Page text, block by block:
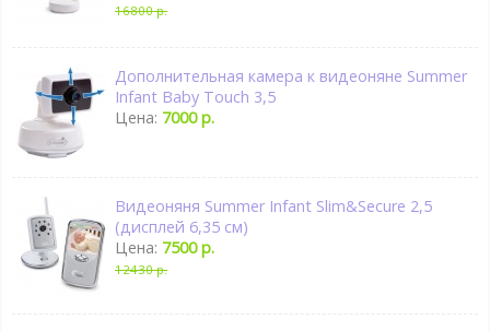
16800 р.
Дополнительная камера к видеоняне Summer
Infant Baby Touch 3,5
Цена: 7000 р.
Видеоняня Summer Infant Slim&Secure 2,5
(дисплей 6,35 см)
Цена: 7500 р.
12430 р.